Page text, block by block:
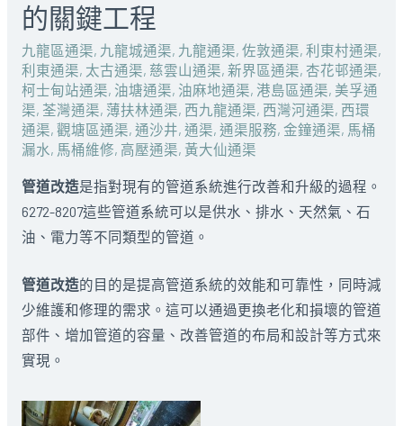
的關鍵工程
九龍區通渠, 九龍城通渠, 九龍通渠, 佐敦通渠, 利東村通渠,
利東通渠, 太古通渠, 慈雲山通渠, 新界區通渠, 杏花邨通渠,
柯士甸站通渠, 油塘通渠, 油麻地通渠, 港島區通渠, 美孚通
渠, 荃灣通渠, 薄扶林通渠, 西九龍通渠, 西灣河通渠, 西環
通渠, 觀塘區通渠, 通沙井, 通渠, 通渠服務, 金鐘通渠, 馬桶
漏水, 馬桶維修, 高壓通渠, 黃大仙通渠
管道改造是指對現有的管道系統進行改善和升級的過程。
6272-8207這些管道系統可以是供水、排水、天然氣、石
油、電力等不同類型的管道。
管道改造的目的是提高管道系統的效能和可靠性，同時減
少維護和修理的需求。這可以通過更換老化和損壞的管道
部件、增加管道的容量、改善管道的布局和設計等方式來
實現。